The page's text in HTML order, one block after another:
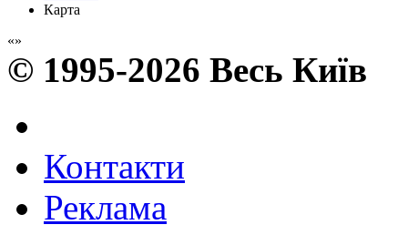
Карта
© 1995-2026 Весь Київ
Контакти
Реклама